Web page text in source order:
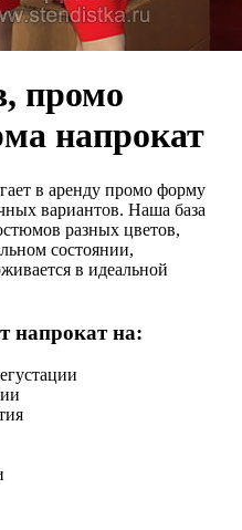
промо
напрокат
в аренду промо форму
вариантов. Наша база
разных цветов,
состоянии,
в идеальной
напрокат на: